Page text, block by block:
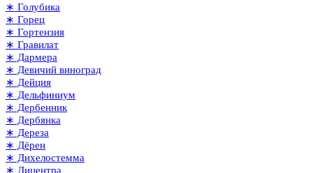
∗ Голубика
∗ Горец
∗ Гортензия
∗ Гравилат
∗ Дармера
∗ Девичий виноград
∗ Дейция
∗ Дельфиниум
∗ Дербенник
∗ Дербянка
∗ Дереза
∗ Дёрен
∗ Дихелостемма
∗ Дицентра